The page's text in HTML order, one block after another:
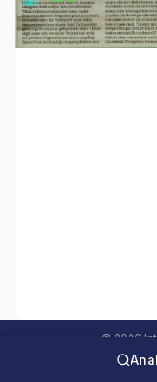
© 2026
interweb